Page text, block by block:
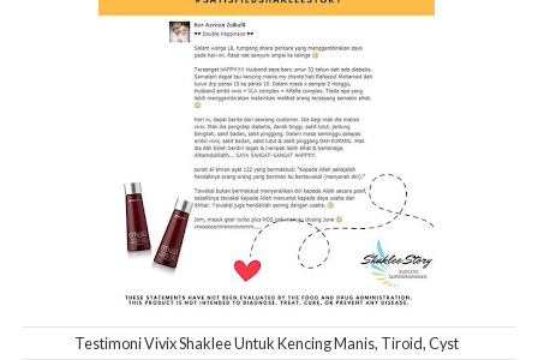
Testimoni Vivix Shaklee Untuk Kencing Manis, Tiroid, Cyst